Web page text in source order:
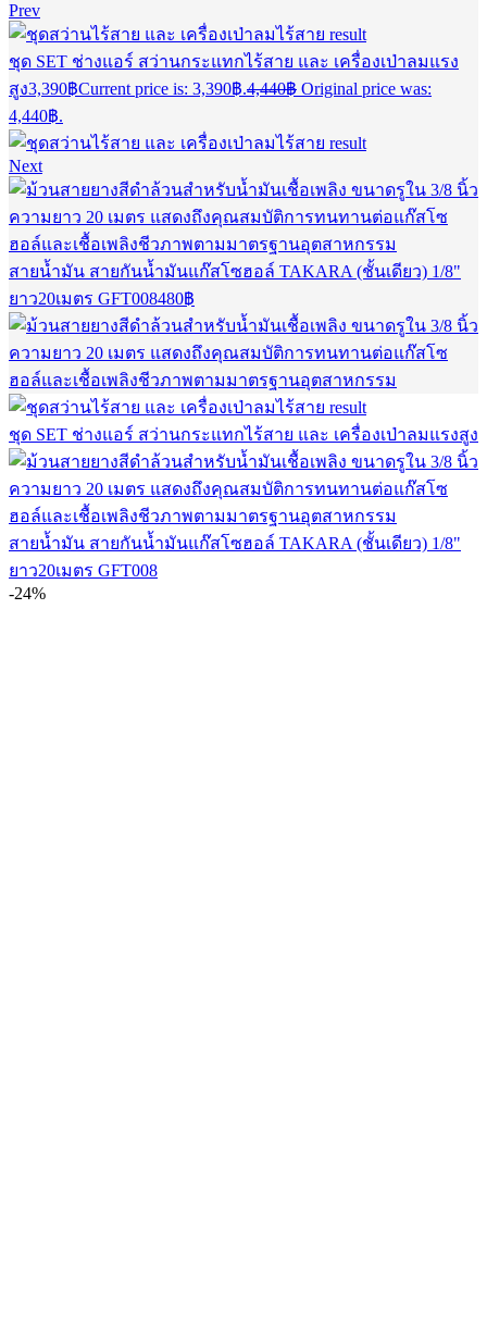
Prev
ชุด SET ช่างแอร์ สว่านกระแทกไร้สาย และ เครื่องเป่าลมแรง
สูง3,390฿Current price is: 3,390฿.4,440฿ Original price was:
4,440฿.
Next
สายน้ำมัน สายกันน้ำมันแก๊สโซฮอล์ TAKARA (ชั้นเดียว) 1/8"
ยาว20เมตร GFT008480฿
ชุด SET ช่างแอร์ สว่านกระแทกไร้สาย และ เครื่องเป่าลมแรงสูง
สายน้ำมัน สายกันน้ำมันแก๊สโซฮอล์ TAKARA (ชั้นเดียว) 1/8"
ยาว20เมตร GFT008
-24%